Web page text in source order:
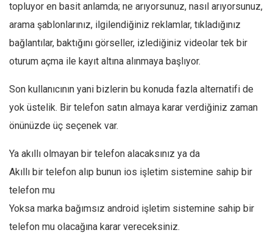
Siyaset
Dünya
Afrika
İslam Dünyası
Amerika
Avustralya
Tarih
Düşünce
Dosyalar
topluyor en basit anlamda; ne arıyorsunuz, nasıl arıyorsunuz,
arama şablonlarınız, ilgilendiğiniz reklamlar, tıkladığınız
bağlantılar, baktığını görseller, izlediğiniz videolar tek bir
oturum açma ile kayıt altına alınmaya başlıyor.
Son kullanıcının yani bizlerin bu konuda fazla alternatifi de
yok üstelik. Bir telefon satın almaya karar verdiğiniz zaman
önünüzde üç seçenek var.
Ya akıllı olmayan bir telefon alacaksınız ya da
Akıllı bir telefon alıp bunun ios işletim sistemine sahip bir
telefon mu
Yoksa marka bağımsız android işletim sistemine sahip bir
telefon mu olacağına karar vereceksiniz.